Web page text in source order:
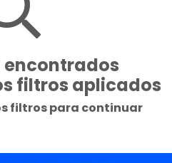
filtros aplicados
filtros para continuar